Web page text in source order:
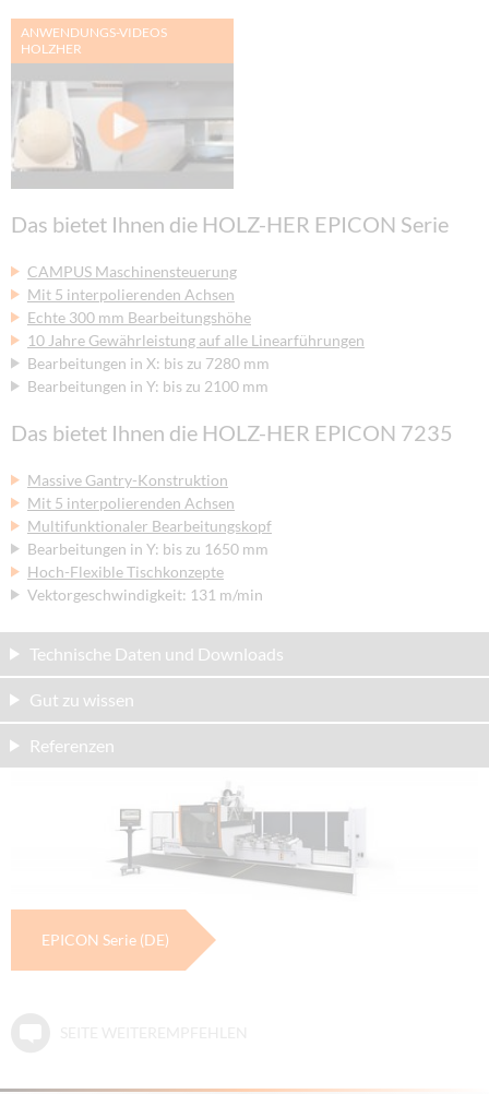
ANWENDUNGS-VIDEOS
HOLZHER
Das bietet Ihnen die HOLZ-HER EPICON Serie
CAMPUS Maschinensteuerung
Mit 5 interpolierenden Achsen
Echte 300 mm Bearbeitungshöhe
10 Jahre Gewährleistung auf alle Linearführungen
Bearbeitungen in X: bis zu 7280 mm
Bearbeitungen in Y: bis zu 2100 mm
Das bietet Ihnen die HOLZ-HER EPICON 7235
Massive Gantry-Konstruktion
Mit 5 interpolierenden Achsen
Multifunktionaler Bearbeitungskopf
Bearbeitungen in Y: bis zu 1650 mm
Hoch-Flexible Tischkonzepte
Vektorgeschwindigkeit: 131 m/min
Technische Daten und Downloads
Gut zu wissen
Referenzen
EPICON Serie (DE)